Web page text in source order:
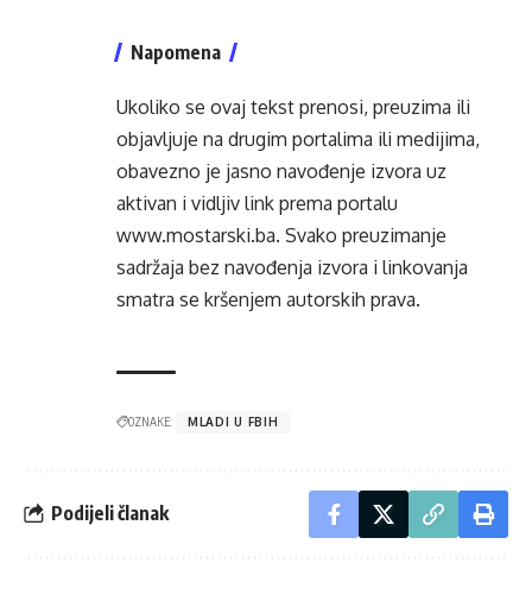
Napomena
Ukoliko se ovaj tekst prenosi, preuzima ili
objavljuje na drugim portalima ili medijima,
obavezno je jasno navođenje izvora uz
aktivan i vidljiv link prema portalu
www.mostarski.ba. Svako preuzimanje
sadržaja bez navođenja izvora i linkovanja
smatra se kršenjem autorskih prava.
OZNAKE: MLADI U FBIH
Podijeli članak